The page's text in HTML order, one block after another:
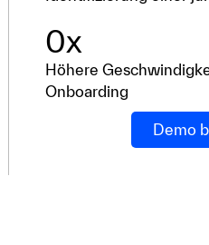
0x
Höhere
Onboarding
Demo